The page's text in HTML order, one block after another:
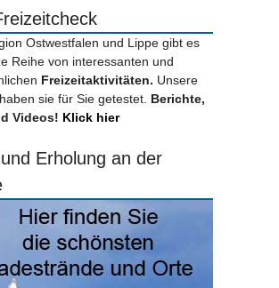
Ostwestfalen und Lippe gibt es
Reihe von interessanten und
Freizeitaktivitäten. Unsere
sie für Sie getestet. Berichte,
Videos! Klick hier
Erholung an der